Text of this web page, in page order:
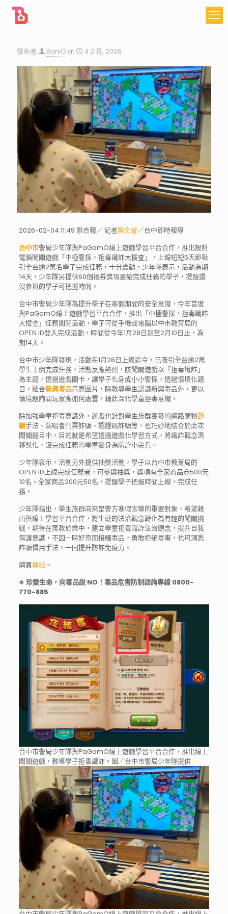
發布者 BoniO at 4 2 月, 2026
2026-02-04 11:49 聯合報／ 記者陳宏睿／台中即時報導
台中市警局少年隊與PaGamO線上遊戲學習平台合作，推出設計
電腦闖關遊戲「中極警探，拒毒識詐大搜查」，上線短短5天即吸
引全台逾2萬名學子完成任務，十分轟動，少年隊表示，活動為期
14天，少年隊另提供60個禮券獎項要給完成任務的學子，提醒還
沒參與的學子可把握時間。
台中市警局少年隊為提升學子在寒假期間的安全意識，今年首度
與PaGamO線上遊戲學習平台合作，推出「中極警探，拒毒識詐
大搜查」任務闖關活動，學子可從手機或電腦以中市教育局的
OPEN ID登入完成活動，時間從今年1月28日起至2月10日止，為
期14天。
台中市少年隊發現，活動在1月28日上線迄今，已吸引全台逾2萬
學生上網完成任務，活動反應熱烈，該闖關遊戲以「拒毒識詐」
為主題，透過遊戲關卡，讓學子化身成小小警探，透過情境化題
目，結合新興毒品示意圖片，除教導學生認識新興毒品外，更以
情境題詢問玩家應如何處置，藉此深化學童拒毒意識。
除加強學童拒毒意識外，遊戲也針對學生族群高發的網路購物詐
騙手法、演唱會門票詐騙、認證碼詐騙等，也巧妙地結合於此次
闖關題目中，目的就是希望透過遊戲化學習方式，將識詐觀念潛
移默化，讓完成任務的學童變身為防詐小尖兵。
少年隊表示，活動另外提供抽獎活動，學子以台中市教育局的
OPEN ID上線完成任務者，可參與抽獎，獎項有全家商品券500元
10名、全家商品200元50名，提醒學子把握時間上線，完成任
務。
少年隊指出，學生族群向來是警方寒假宣導的重要對象，希望藉
由與線上學習平台合作，將生硬的法治觀念轉化為有趣的闖關挑
戰，期待在寓教於樂中，建立學童拒毒識詐法治觀念，提升自我
保護意識，不因一時好奇而接觸毒品，勇敢拒絕毒害，也可洞悉
詐騙慣用手法，一同提升防詐免疫力。
網頁連結。
※ 珍愛生命，向毒品說 NO！毒品危害防制諮詢專線 0800-
770-885
台中市警局少年隊與PaGamO線上遊戲學習平台合作，推出線上
闖關遊戲，教導學子拒毒識詐。圖／台中市警局少年隊提供